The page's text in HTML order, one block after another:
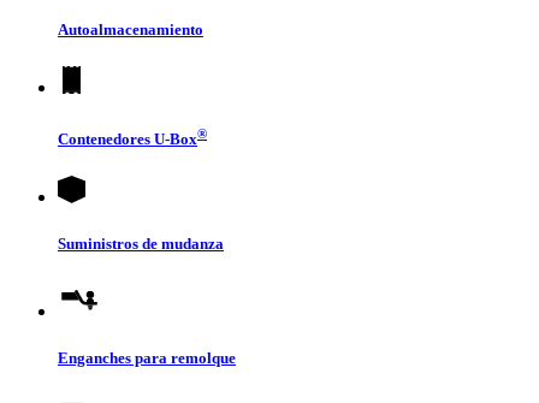
Autoalmacenamiento
Contenedores U-Box®
Suministros de mudanza
Enganches para remolque